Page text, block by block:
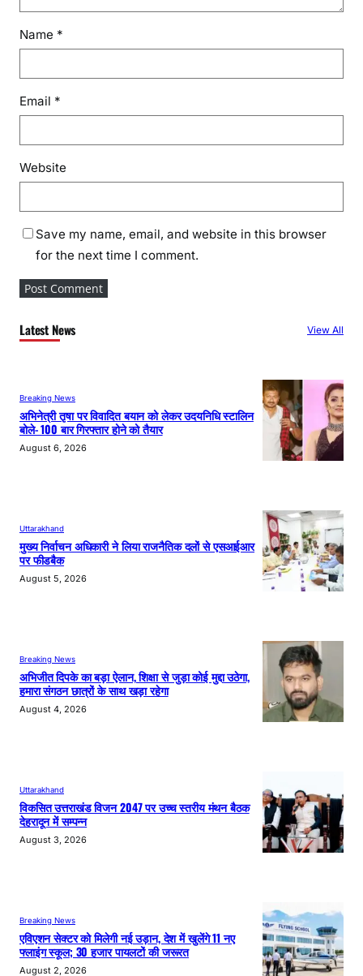
Name *
Email *
Website
Save my name, email, and website in this browser
for the next time I comment.
Latest News View All
Breaking News
अभिनेत्री तृषा पर विवादित बयान को लेकर उदयनिधि स्टालिन
बोले- 100 बार गिरफ्तार होने को तैयार
August 6, 2026
Uttarakhand
मुख्य निर्वाचन अधिकारी ने लिया राजनैतिक दलों से एसआईआर
पर फीडबैक
August 5, 2026
Breaking News
अभिजीत दिपके का बड़ा ऐलान, शिक्षा से जुड़ा कोई मुद्दा उठेगा,
हमारा संगठन छात्रों के साथ खड़ा रहेगा
August 4, 2026
Uttarakhand
विकसित उत्तराखंड विजन 2047 पर उच्च स्तरीय मंथन बैठक
देहरादून में सम्पन्न
August 3, 2026
Breaking News
एविएशन सेक्टर को मिलेगी नई उड़ान, देश में खुलेंगे 11 नए
फ्लाइंग स्कूल; 30 हजार पायलटों की जरूरत
August 2, 2026